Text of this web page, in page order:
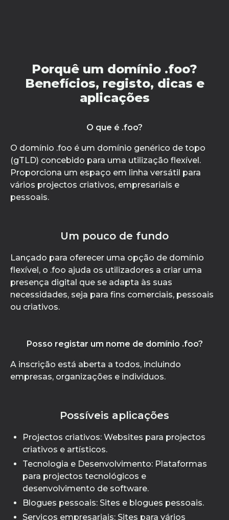
Porquê um domínio .foo?
Benefícios, registo, dicas e
aplicações
O que é .foo?
O domínio .foo é um domínio genérico de topo
(gTLD) concebido para uma utilização flexível.
Proporciona um espaço em linha versátil para
vários projectos criativos, empresariais e
pessoais.
Um pouco de fundo
Lançado para oferecer uma opção de domínio
flexível, o .foo ajuda os utilizadores a criar uma
presença digital que se adapta às suas
necessidades, seja para fins comerciais, pessoais
ou criativos.
Posso registar um nome de domínio .foo?
A inscrição está aberta a todos, incluindo
empresas, organizações e indivíduos.
Possíveis aplicações
Projectos criativos: Websites para projectos
criativos e artísticos.
Tecnologia e Desenvolvimento: Plataformas
para projectos tecnológicos e
desenvolvimento de software.
Blogues pessoais: Sites e blogues pessoais.
Serviços empresariais: Sites para vários